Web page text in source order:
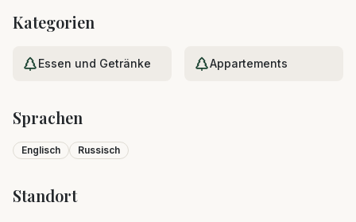
Kategorien
Essen und Getränke Appartements
Sprachen
Englisch Russisch
Standort